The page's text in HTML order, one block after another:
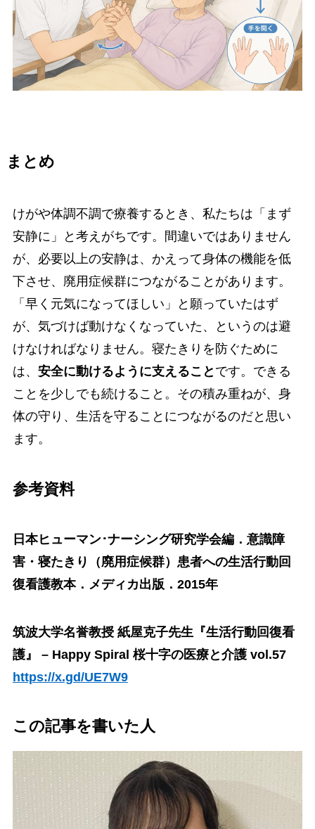
まとめ
けがや体調不調で療養するとき、私たちは「まず
安静に」と考えがちです。間違いではありません
が、必要以上の安静は、かえって身体の機能を低
下させ、廃用症候群につながることがあります。
「早く元気になってほしい」と願っていたはず
が、気づけば動けなくなっていた、というのは避
けなければなりません。寝たきりを防ぐために
は、 安全に動けるように支えること です。できる
ことを少しでも続けること。その積み重ねが、身
体の守り、生活を守ることにつながるのだと思い
ます。
参考資料
日本ヒューマン･ナーシング研究学会編．意識障
害・寝たきり（廃用症候群）患者への生活行動回
復看護教本．メディカ出版．2015年
筑波大学名誉教授 紙屋克子先生『生活行動回復看
護』 – Happy Spiral 桜十字の医療と介護 vol.57
https://x.gd/UE7W9
この記事を書いた人